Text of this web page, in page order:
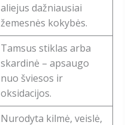
aliejus dažniausiai
žemesnės kokybės.
Tamsus stiklas arba
skardinė – apsaugo
nuo šviesos ir
oksidacijos.
Nurodyta kilmė, veislė,